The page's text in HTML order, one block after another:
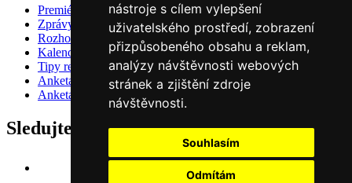
nástroje s cílem vylepšení
uživatelského prostředí, zobrazení
přizpůsobeného obsahu a reklam,
analýzy návštěvnosti webových
stránek a zjištění zdroje
návštěvnosti.
Souhlasím
Odmítám
Premiéry
Zprávy
Rozhovory
Kalendář premiér
Tipy redakce
Anketa 2024/25 - divácké hlasování
Anketa 2024/25 - redakční volba
Sledujte nás také na